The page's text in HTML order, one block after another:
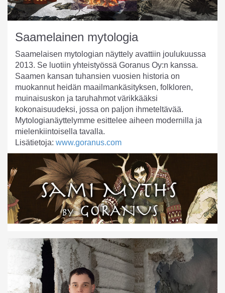
Saamelainen mytologia
Saamelaisen mytologian näyttely avattiin joulukuussa
2013. Se luotiin yhteistyössä Goranus Oy:n kanssa.
Saamen kansan tuhansien vuosien historia on
muokannut heidän maailmankäsityksen, folkloren,
muinaisuskon ja taruhahmot värikkääksi
kokonaisuudeksi, jossa on paljon ihmeteltävää.
Mytologianäyttelymme esittelee aiheen modernilla ja
mielenkiintoisella tavalla.
Lisätietoja: www.goranus.com